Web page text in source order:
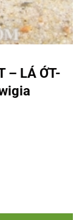
– LÁ ỚT-
Fruited